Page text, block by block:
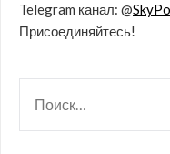
Telegram канал: @
Присоединяйтесь!